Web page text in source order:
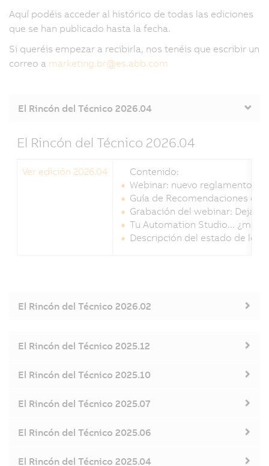
Aquí podéis acceder al histórico de todas las ediciones
que se han publicado hasta la fecha.
Si queréis empezar a recibirla, nos tenéis que escribir un
correo a marketing.br@es.abb.com
El Rincón del Técnico 2026.04
El Rincón del Técnico 2026.04
Ver edición 2026.04
Contenido:
Webinar: nuevo reglamento
Guía de Recomendaciones de
Grabación del webinar: Deja
Tu Automation Studio... ¿más
Descripción del estado de los
El Rincón del Técnico 2026.02
El Rincón del Técnico 2025.12
El Rincón del Técnico 2025.10
El Rincón del Técnico 2025.07
El Rincón del Técnico 2025.06
El Rincón del Técnico 2025.04